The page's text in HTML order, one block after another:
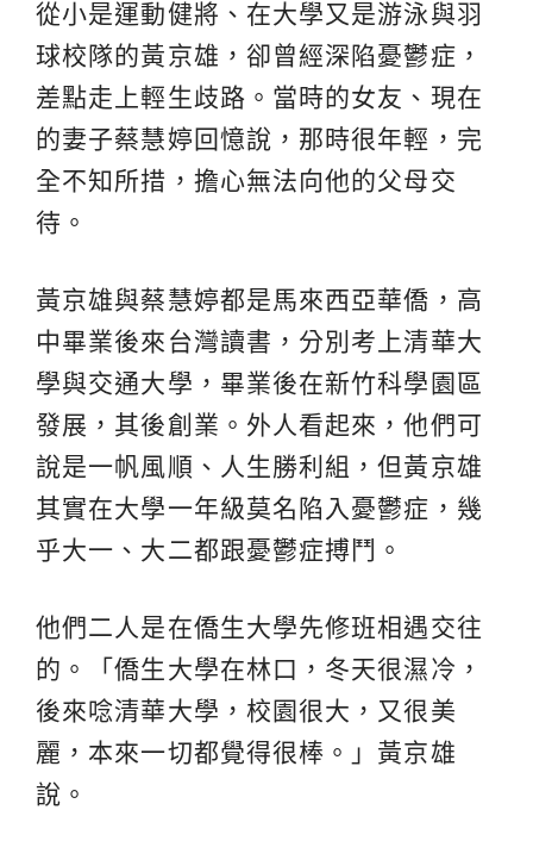
從小是運動健將、在大學又是游泳與羽
球校隊的黃京雄，卻曾經深陷憂鬱症，
差點走上輕生歧路。當時的女友、現在
的妻子蔡慧婷回憶說，那時很年輕，完
全不知所措，擔心無法向他的父母交
待。
黃京雄與蔡慧婷都是馬來西亞華僑，高
中畢業後來台灣讀書，分別考上清華大
學與交通大學，畢業後在新竹科學園區
發展，其後創業。外人看起來，他們可
說是一帆風順、人生勝利組，但黃京雄
其實在大學一年級莫名陷入憂鬱症，幾
乎大一、大二都跟憂鬱症搏鬥。
他們二人是在僑生大學先修班相遇交往
的。「僑生大學在林口，冬天很濕冷，
後來唸清華大學，校園很大，又很美
麗，本來一切都覺得很棒。」黃京雄
說。